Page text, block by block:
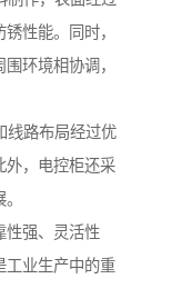
性能。同时，
环境相协调，
线路布局经过优
外，电控柜还采
性强、灵活性
工业生产中的重